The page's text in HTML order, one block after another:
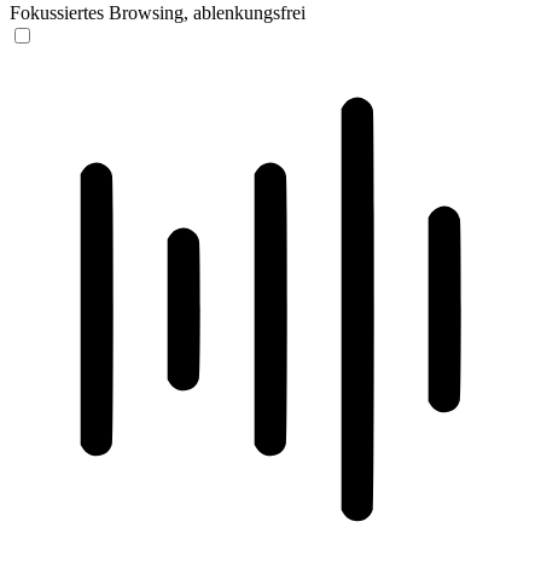
Fokussiertes Browsing, ablenkungsfrei